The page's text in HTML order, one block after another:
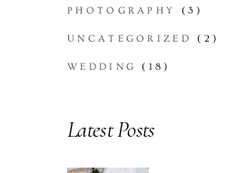
PHOTOGRAPHY (3)
UNCATEGORIZED (2)
WEDDING (18)
Latest Posts